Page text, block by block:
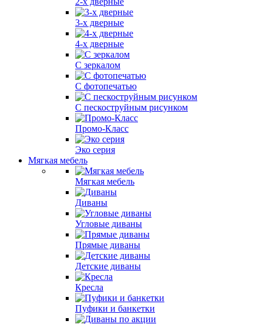
3-х дверные
4-х дверные
С зеркалом
С фотопечатью
С пескоструйным рисунком
Промо-Класс
Эко серия
Мягкая мебель
Мягкая мебель
Диваны
Угловые диваны
Прямые диваны
Детские диваны
Кресла
Пуфики и банкетки